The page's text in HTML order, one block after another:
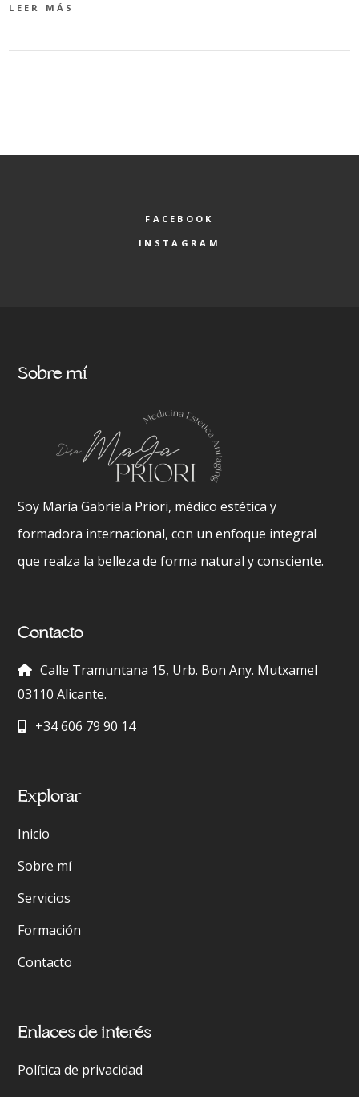
LEER MÁS
FACEBOOK
INSTAGRAM
Sobre mí
Soy María Gabriela Priori, médico estética y
formadora internacional, con un enfoque integral
que realza la belleza de forma natural y consciente.
Contacto
Calle Tramuntana 15, Urb. Bon Any. Mutxamel
03110 Alicante.
+34 606 79 90 14
Explorar
Inicio
Sobre mí
Servicios
Formación
Contacto
Enlaces de interés
Política de privacidad